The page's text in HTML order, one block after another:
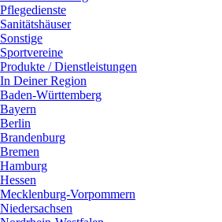
Pflegedienste
Sanitätshäuser
Sonstige
Sportvereine
Produkte / Dienstleistungen
In Deiner Region
Baden-Württemberg
Bayern
Berlin
Brandenburg
Bremen
Hamburg
Hessen
Mecklenburg-Vorpommern
Niedersachsen